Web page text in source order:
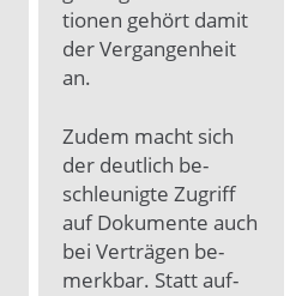
tionen ge­hört da­mit
der Ver­gangen­heit
an.
Zu­dem macht sich
der deut­lich be­
schleu­nigte Zu­griff
auf Doku­mente auch
bei Ver­trä­gen be­
merk­bar. Statt auf­